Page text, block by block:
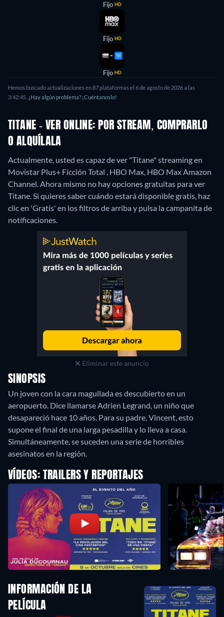
Fijo HD
Fijo HD
Fijo HD
Hemos buscado actualizaciones en 87 plataformas el 6 de agosto de 2026 a las
3:42:45. ¿Hay algún problema? ¡Cuéntanoslo!
TITANE - VER ONLINE: POR STREAM, COMPRARLO
O ALQUÍLALA
Actualmente, usted es capaz de ver "Titane" streaming en
Movistar Plus+ Ficción Total , HBO Max, HBO Max Amazon
Channel.Ahora mismo no hay opciones gratuitas para ver
Titane. Si quieres saber cuándo estará disponible gratis, haz
clic en 'Gratis' en los filtros de arriba y pulsa la campanita de
notificaciones.
Eliminar este anuncio
SINOPSIS
Un joven con la cara magullada es descubierto en un
aeropuerto. Dice llamarse Adrien Legrand, un niño que
desapareció hace 10 años. Para su padre, Vincent, esto
supone el final de una larga pesadilla y lo lleva a casa.
Simultáneamente, se suceden una serie de horribles
asesinatos en la región.
VÍDEOS: TRAILERS Y REPORTAJES
INFORMACIÓN DE LA
PELÍCULA